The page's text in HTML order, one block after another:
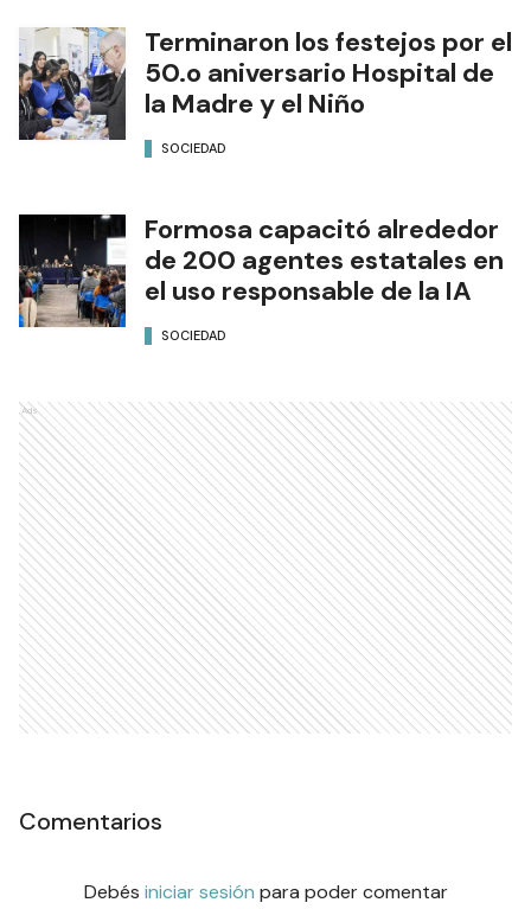
Terminaron los festejos por el
50.o aniversario Hospital de
la Madre y el Niño
SOCIEDAD
Formosa capacitó alrededor
de 200 agentes estatales en
el uso responsable de la IA
SOCIEDAD
Ads
Comentarios
Debés iniciar sesión para poder comentar